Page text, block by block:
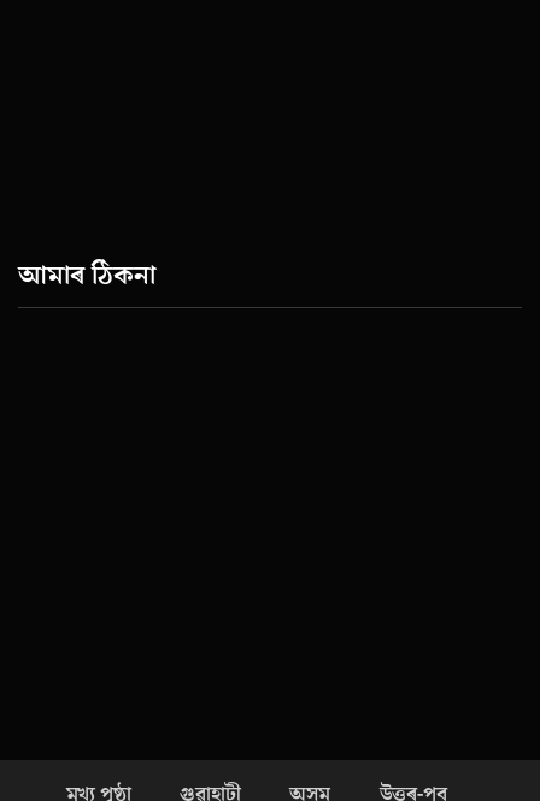
আমাৰ ঠিকনা
মূখ্য পৃষ্ঠা গুৱাহাটী অসম উত্তৰ-পূব